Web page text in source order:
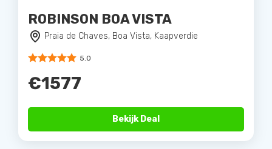
ROBINSON BOA VISTA
Praia de Chaves, Boa Vista, Kaapverdie
5.0
€1577
Bekijk Deal